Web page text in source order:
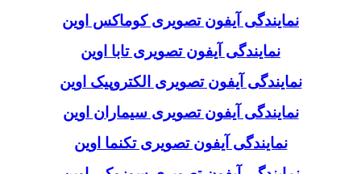
نمایندگی آیفون تصویری کوماکس اوین
نمایندگی آیفون تصویری تابا اوین
نمایندگی آیفون تصویری الکتروپیک اوین
نمایندگی آیفون تصویری سیماران اوین
نمایندگی آیفون تصویری تکنما اوین